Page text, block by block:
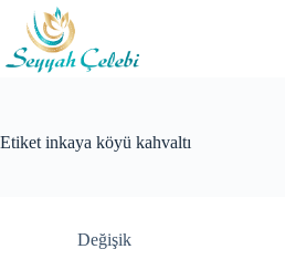
content
Etiket inkaya köyü kahvaltı
Değişik